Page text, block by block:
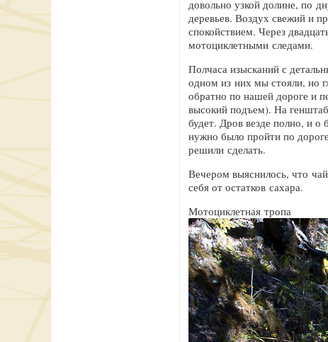
довольно узкой долине, по
деревьев. Воздух свежий и
спокойствием. Через
мотоциклетными следами.
Полчаса изысканий с
одном из них мы стояли, но
обратно по нашей дороге и
высокий подъем). На
будет. Дров везде полно, и о
нужно было пройти по
решили сделать.
Вечером выяснилось, что
себя от остатков сахара.
Мотоциклетная тропа